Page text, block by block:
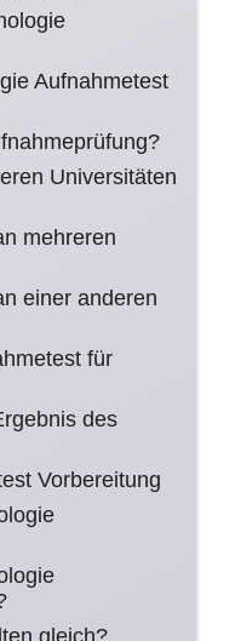
Aufnahmetest
Universitäten
mehreren
einer anderen
für
des
Vorbereitung